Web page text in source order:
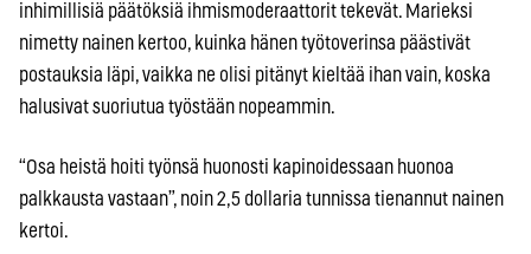
inhimillisiä päätöksiä ihmismoderaattorit tekevät. Marieksi
nimetty nainen kertoo, kuinka hänen työtoverinsa päästivät
postauksia läpi, vaikka ne olisi pitänyt kieltää ihan vain, koska
halusivat suoriutua työstään nopeammin.
“Osa heistä hoiti työnsä huonosti kapinoidessaan huonoa
palkkausta vastaan”, noin 2,5 dollaria tunnissa tienannut nainen
kertoi.